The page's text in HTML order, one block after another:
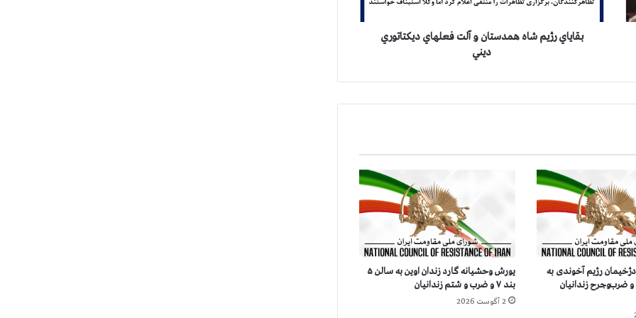
ي
ه
ت
ن
و
آ
ل
ت
ف
ع
ل
بقاياي رژيم شاه همدستان و آلت فعلهاي ديكتاتوري
ديني
رژیم آخوندی به
و ضرب‌وجرح زندانیان
یورش وحشیانه گارد زندان اوین به سالن ۵
بند ۷ و ضرب و شتم زندانیان
2 آگوست 2026